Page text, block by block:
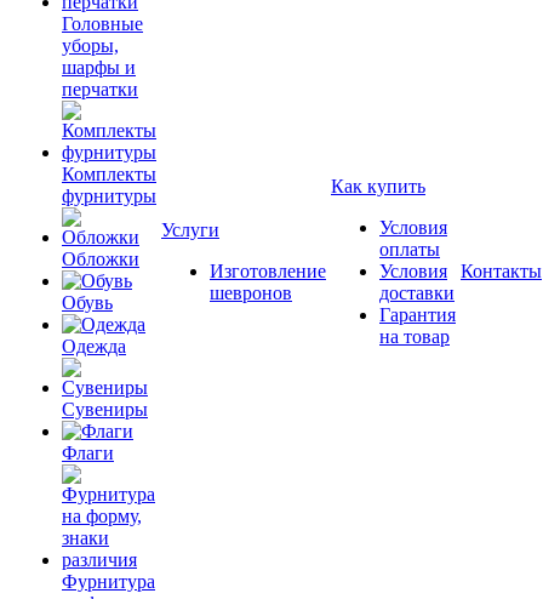
Головные
уборы,
шарфы и
перчатки
Комплекты
фурнитуры
Обложки
Обувь
Одежда
Сувениры
Флаги
Фурнитура
Услуги
Изготовление
шевронов
Как купить
Условия
оплаты
Условия
доставки
Гарантия
на товар
Контакты